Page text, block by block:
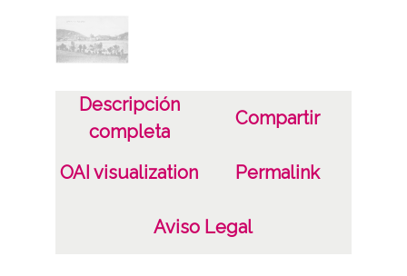
1912
Autor
Notas
Cliche Mayor; Guipúzcoa ; José María
1 Fotografía(s) Tarjeta Postal Papel (colotipo)
Descripción
completa
Compartir
OAI visualization Permalink
Aviso Legal